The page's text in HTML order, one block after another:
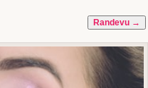
Randevu →